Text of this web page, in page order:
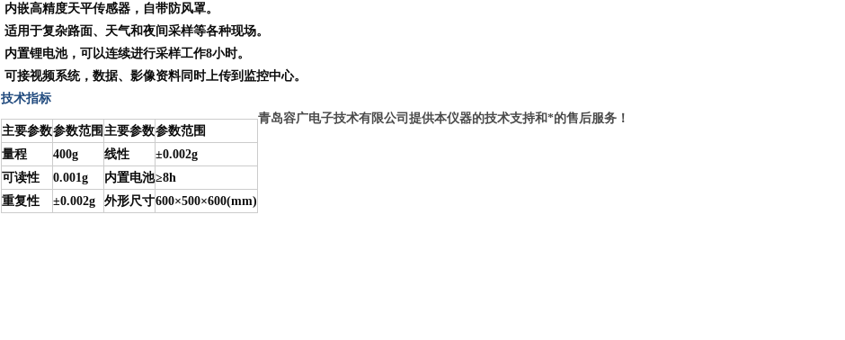
内嵌高精度天平传感器，自带防风罩。
适用于复杂路面、天气和夜间采样等各种现场。
内置锂电池，可以连续进行采样工作8小时。
可接视频系统，数据、影像资料同时上传到监控中心。
技术指标
主要参数参数范围 主要参数参数范围
量程
400g 线性
±0.002g
可读性
0.001g 内置电池≥8h
重复性
±0.002g 外形尺寸600×500×600(mm)
青岛容广电子技术有限公司提供本仪器的技术支持和*的售后服务！